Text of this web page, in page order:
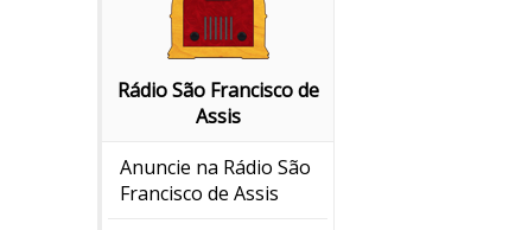
Rádio São Francisco de
Assis
Anuncie na Rádio São
Francisco de Assis